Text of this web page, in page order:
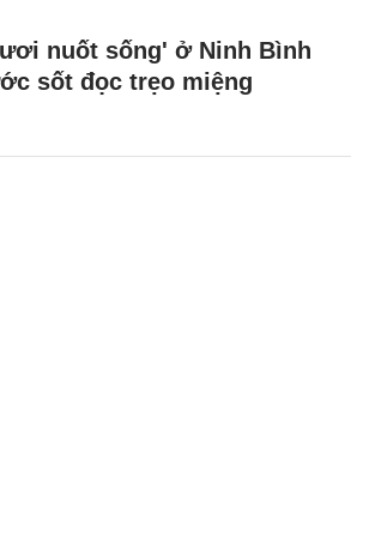
nuốt sống' ở Ninh Bình
sốt đọc trẹo miệng